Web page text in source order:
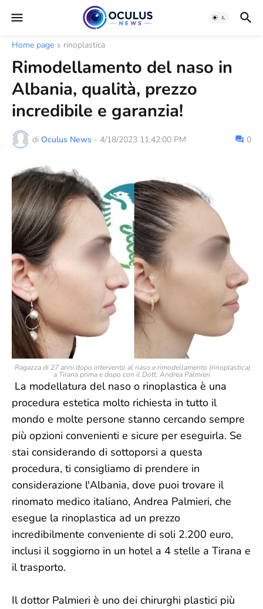
Home page rinoplastica
Rimodellamento del naso in
Albania, qualità, prezzo
incredibile e garanzia!
di Oculus News - 4/18/2023 11:42:00 PM 0
Ragazza di 27 anni dopo intervento al naso e rimodellamento (rinoplastica)
a Tirana prima e dopo con il Dott. Andrea Palmieri
La modellatura del naso o rinoplastica è una
procedura estetica molto richiesta in tutto il
mondo e molte persone stanno cercando sempre
più opzioni convenienti e sicure per eseguirla. Se
stai considerando di sottoporsi a questa
procedura, ti consigliamo di prendere in
considerazione l'Albania, dove puoi trovare il
rinomato medico italiano, Andrea Palmieri, che
esegue la rinoplastica ad un prezzo
incredibilmente conveniente di soli 2.200 euro,
inclusi il soggiorno in un hotel a 4 stelle a Tirana e
il trasporto.
Il dottor Palmieri è uno dei chirurghi plastici più